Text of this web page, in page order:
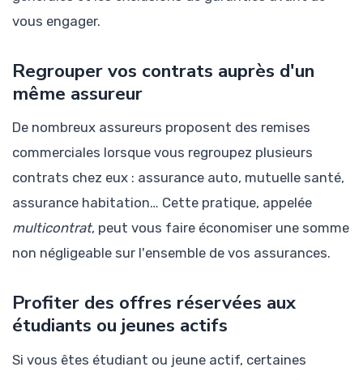
vous engager.
Regrouper vos contrats auprès d'un
même assureur
De nombreux assureurs proposent des remises
commerciales lorsque vous regroupez plusieurs
contrats chez eux : assurance auto, mutuelle santé,
assurance habitation… Cette pratique, appelée
multicontrat, peut vous faire économiser une somme
non négligeable sur l'ensemble de vos assurances.
Profiter des offres réservées aux
étudiants ou jeunes actifs
Si vous êtes étudiant ou jeune actif, certaines